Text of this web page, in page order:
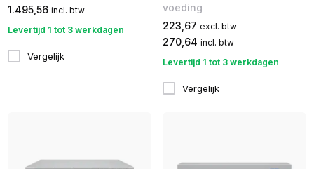
1.495,56 incl. btw
Levertijd 1 tot 3 werkdagen
Vergelijk
voeding
223,67 excl. btw
270,64 incl. btw
Levertijd 1 tot 3 werkdagen
Vergelijk